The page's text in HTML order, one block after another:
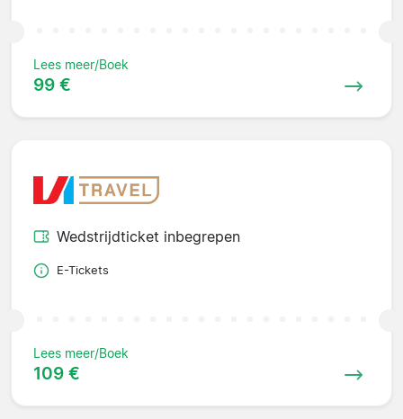
Lees meer/Boek
99 €
Wedstrijdticket inbegrepen
E-Tickets
Lees meer/Boek
109 €